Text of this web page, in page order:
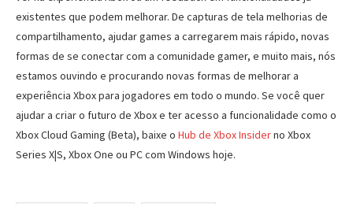
existentes que podem melhorar. De capturas de tela melhorias de
compartilhamento, ajudar games a carregarem mais rápido, novas
formas de se conectar com a comunidade gamer, e muito mais, nós
estamos ouvindo e procurando novas formas de melhorar a
experiência Xbox para jogadores em todo o mundo. Se você quer
ajudar a criar o futuro de Xbox e ter acesso a funcionalidade como o
Xbox Cloud Gaming (Beta), baixe o Hub de Xbox Insiderno Xbox
Series X|S, Xbox One ou PC com Windows hoje.